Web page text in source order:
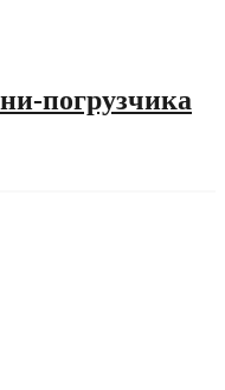
погрузчика